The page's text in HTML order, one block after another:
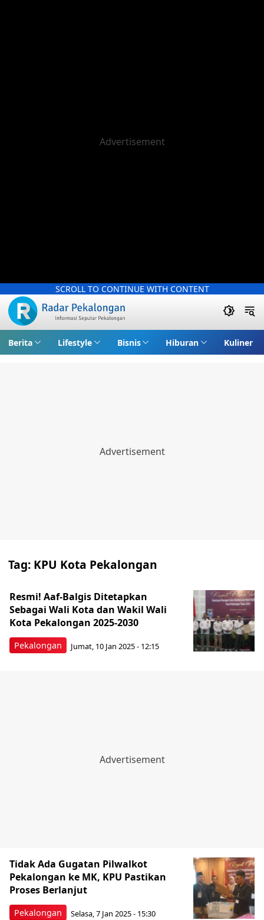
SCROLL TO CONTINUE WITH CONTENT
Berita Lifestyle Bisnis Hiburan Kuliner
Tag: KPU Kota Pekalongan
Pekalongan
Resmi! Aaf-Balgis Ditetapkan
Sebagai Wali Kota dan Wakil Wali
Kota Pekalongan 2025-2030
Jumat, 10 Jan 2025 - 12:15
Pekalongan
Tidak Ada Gugatan Pilwalkot
Pekalongan ke MK, KPU Pastikan
Proses Berlanjut
Selasa, 7 Jan 2025 - 15:30